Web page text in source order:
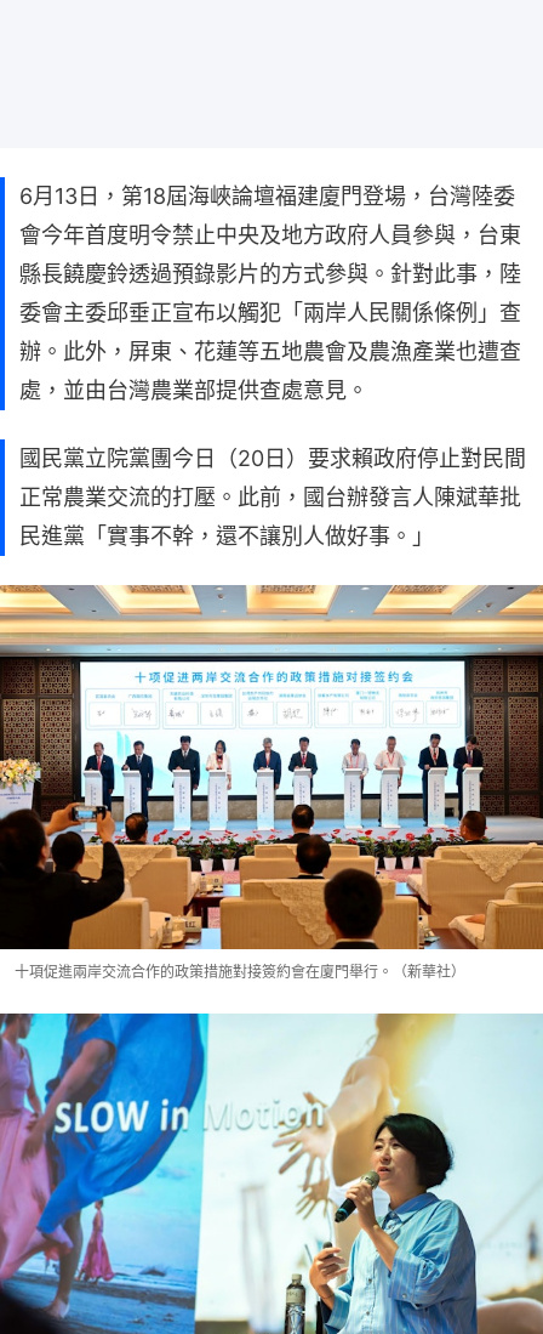
6月13日，第18屆海峽論壇福建廈門登場，台灣陸委
會今年首度明令禁止中央及地方政府人員參與，台東
縣長饒慶鈴透過預錄影片的方式參與。針對此事，陸
委會主委邱垂正宣布以觸犯「兩岸人民關係條例」查
辦。此外，屏東、花蓮等五地農會及農漁產業也遭查
處，並由台灣農業部提供查處意見。
國民黨立院黨團今日（20日）要求賴政府停止對民間
正常農業交流的打壓。此前，國台辦發言人陳斌華批
民進黨「實事不幹，還不讓別人做好事。」
十項促進兩岸交流合作的政策措施對接簽約會在廈門舉行。（新華社）